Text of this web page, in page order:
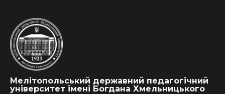
Мелітопольський державний педагогічний
університет імені Богдана Хмельницького